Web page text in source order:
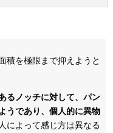
積を極限まで抑えようと
るノッチに対して、パン
うであり、個人的に異物
人によって感じ方は異なる